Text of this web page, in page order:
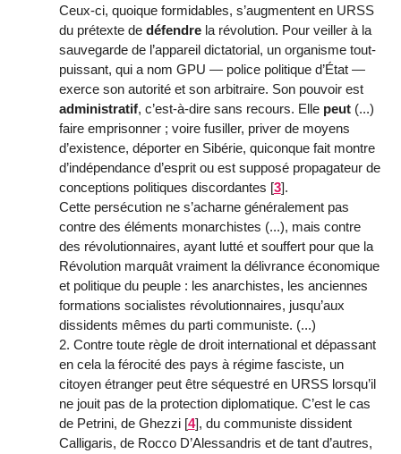
Ceux-ci, quoique formidables, s’augmentent en URSS
du prétexte de défendre la révolution. Pour veiller à la
sauvegarde de l’appareil dictatorial, un organisme tout-
puissant, qui a nom GPU — police politique d’État —
exerce son autorité et son arbitraire. Son pouvoir est
administratif, c’est-à-dire sans recours. Elle peut (...)
faire emprisonner ; voire fusiller, priver de moyens
d’existence, déporter en Sibérie, quiconque fait montre
d’indépendance d’esprit ou est supposé propagateur de
conceptions politiques discordantes [3].
Cette persécution ne s’acharne généralement pas
contre des éléments monarchistes (...), mais contre
des révolutionnaires, ayant lutté et souffert pour que la
Révolution marquât vraiment la délivrance économique
et politique du peuple : les anarchistes, les anciennes
formations socialistes révolutionnaires, jusqu’aux
dissidents mêmes du parti communiste. (...)
2. Contre toute règle de droit international et dépassant
en cela la férocité des pays à régime fasciste, un
citoyen étranger peut être séquestré en URSS lorsqu’il
ne jouit pas de la protection diplomatique. C’est le cas
de Petrini, de Ghezzi[4], du communiste dissident
Calligaris, de Rocco D’Alessandris et de tant d’autres,